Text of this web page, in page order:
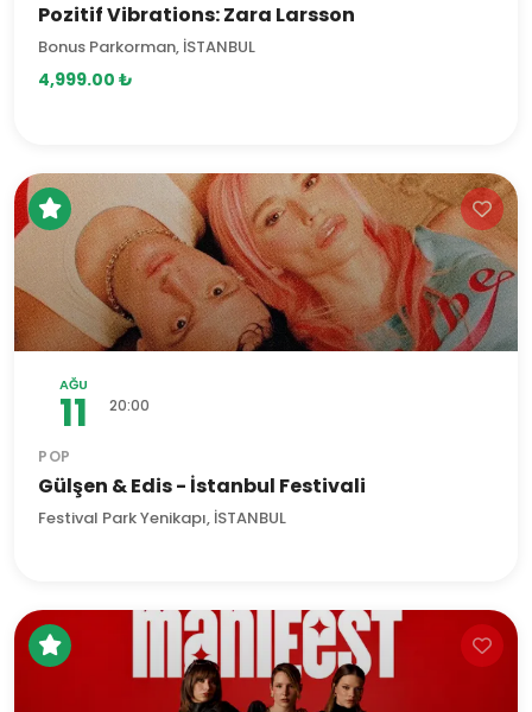
Pozitif Vibrations: Zara Larsson
Bonus Parkorman, İSTANBUL
4,999.00 ₺
AĞU
11 20:00
POP
Gülşen & Edis - İstanbul Festivali
Festival Park Yenikapı, İSTANBUL